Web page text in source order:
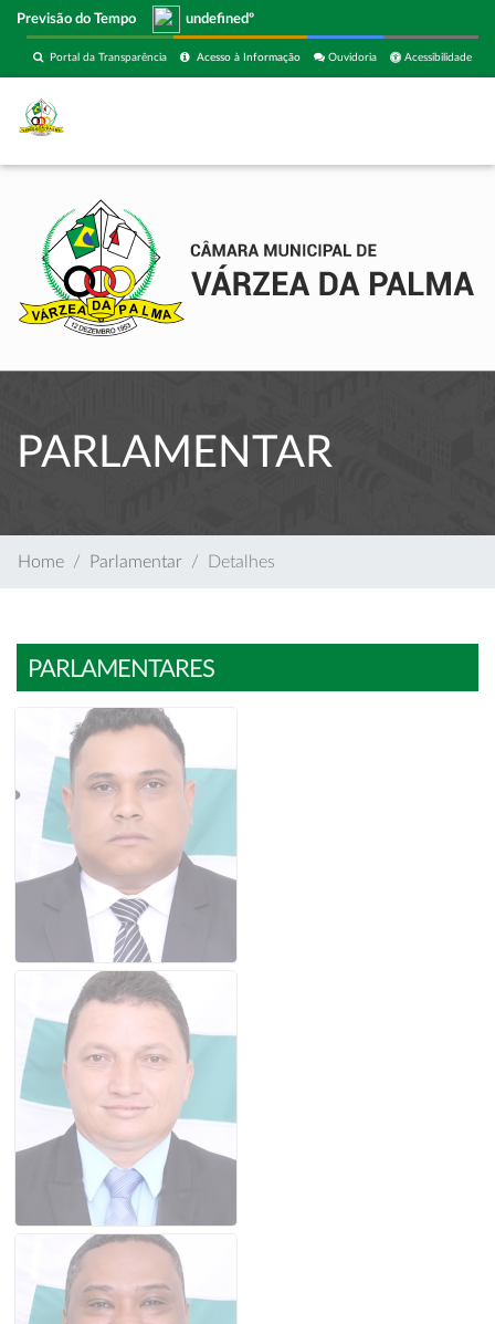
Previsão do Tempo undefinedº
Acessibilidade
Ouvidoria
Acesso à Informação
Portal da Transparência
PARLAMENTAR
Home Parlamentar Detalhes
PARLAMENTARES